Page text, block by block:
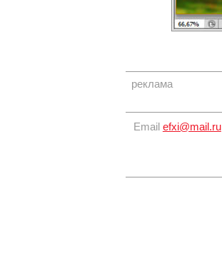
реклама
Email efxi@mail.ru